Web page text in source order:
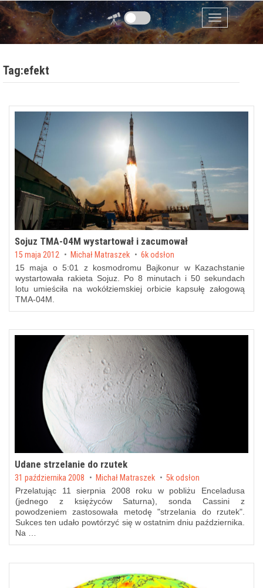
Przejdź do zawartości
Menu
Tag:efekt
Sojuz TMA-04M wystartował i zacumował
Posted on
15 maja 2012 byMichał Matraszek 6k odsłon
15 maja o 5:01 z kosmodromu Bajkonur w Kazachstanie
wystartowała rakieta Sojuz. Po 8 minutach i 50 sekundach
lotu umieściła na wokółziemskiej orbicie kapsułę załogową
TMA-04M.
Udane strzelanie do rzutek
Posted on
31 października 2008 by Michał Matraszek 5k odsłon
Przelatując 11 sierpnia 2008 roku w pobliżu Enceladusa
(jednego z księżyców Saturna), sonda Cassini z
powodzeniem zastosowała metodę "strzelania do rzutek".
Sukces ten udało powtórzyć się w ostatnim dniu października.
Na …